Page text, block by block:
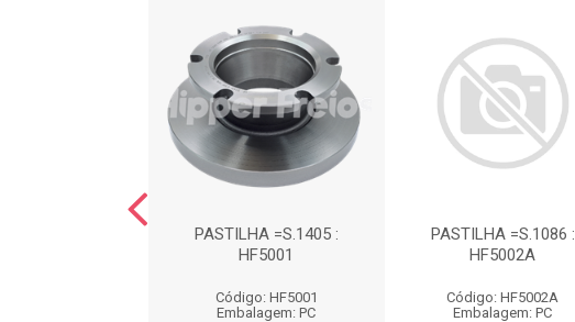
PASTILHA =S.1405 :
HF5001
Código: HF5001
Embalagem: PC
PASTILHA =S.1086 :
HF5002A
Código: HF5002A
Embalagem: PC